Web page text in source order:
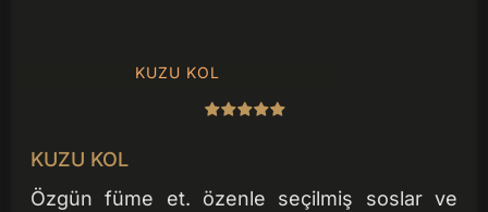
KUZU KOL
KUZU KOL
Özgün füme et. özenle seçilmiş soslar ve